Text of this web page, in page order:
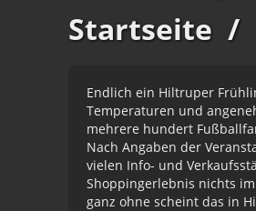
Startseite /
Endlich ein Hiltruper
Temperaturen und
mehrere hundert
Nach Angaben der
vielen Info- und
Shoppingerlebnis nichts
ganz ohne scheint das in